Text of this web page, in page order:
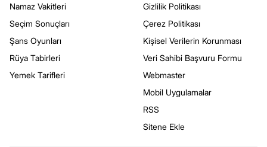
Namaz Vakitleri
Seçim Sonuçları
Şans Oyunları
Rüya Tabirleri
Yemek Tarifleri
Gizlilik Politikası
Çerez Politikası
Kişisel Verilerin Korunması
Veri Sahibi Başvuru Formu
Webmaster
Mobil Uygulamalar
RSS
Sitene Ekle